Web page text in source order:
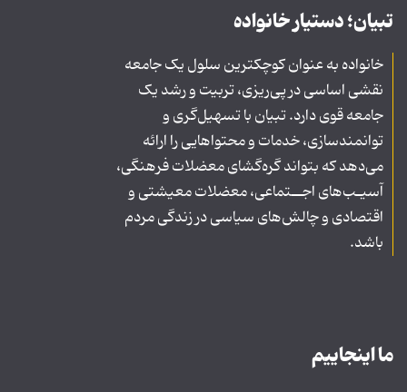
تبیان؛ دستیار خانواده
خانواده به عنوان کوچکترین سلول یک جامعه
نقشی اساسی در پی‌ریزی، تربیت و رشد یک
جامعه قوی دارد. تبیان با تسهیل‌گری و
توانمندسازی، خدمات و محتواهایی را ارائه
می‌دهد که بتواند گره‌گشای معضلات فرهنگی،
آسیـب‌های اجــتماعی، معضلات معیشتی و
اقتصادی و چالش‌های سیاسی در زندگی مردم
باشد.
ما اینجاییم